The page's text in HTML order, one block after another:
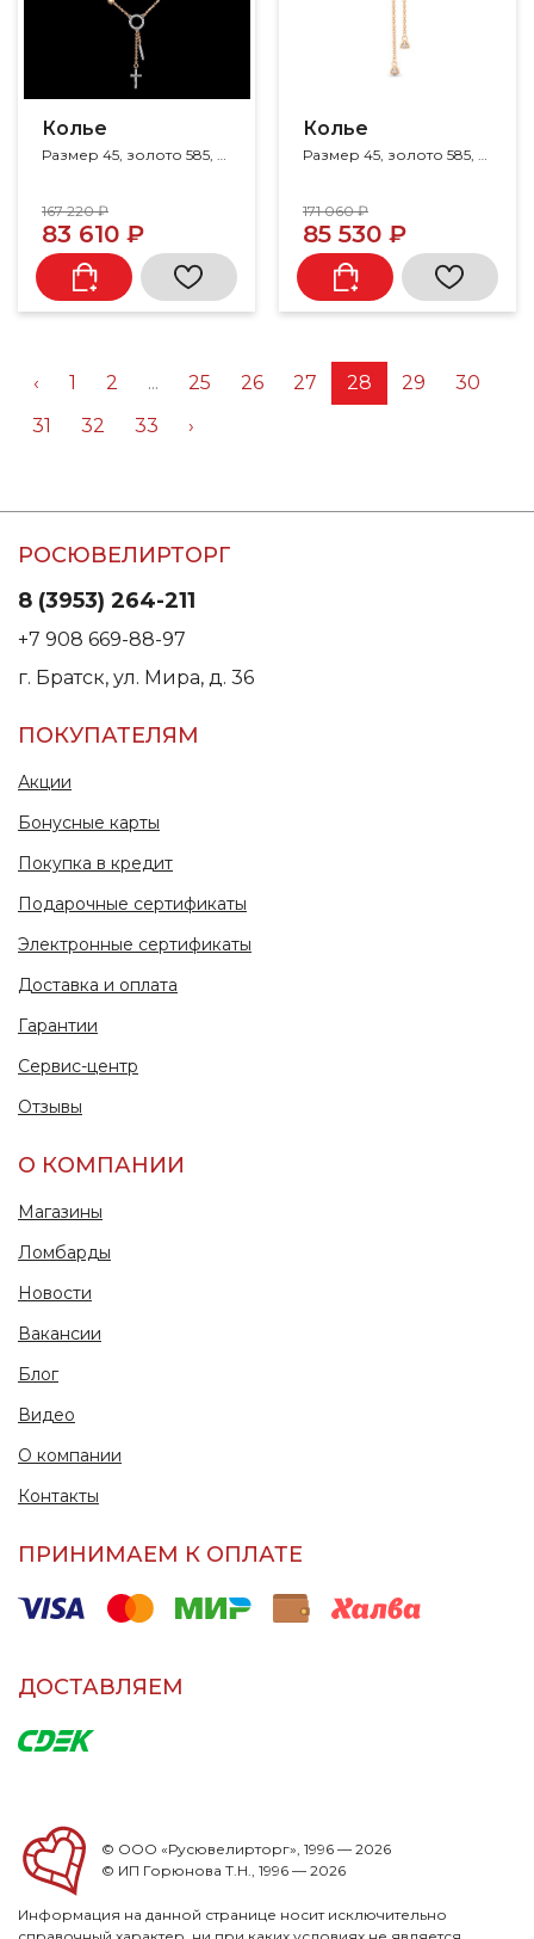
Колье
Размер 45, золото 585, фианит
167 220 ₽
83 610 ₽
Колье
Размер 45, золото 585, топаз, фианит
171 060 ₽
85 530 ₽
‹ 1 2 ... 25 26 27 28 29
30
31
32 33 ›
РОСЮВЕЛИРТОРГ
8 (3953) 264-211
+7 908 669-88-97
г. Братск, ул. Мира, д. 36
ПОКУПАТЕЛЯМ
Акции
Бонусные карты
Покупка в кредит
Подарочные сертификаты
Электронные сертификаты
Доставка и оплата
Гарантии
Сервис-центр
Отзывы
О КОМПАНИИ
Магазины
Ломбарды
Новости
Вакансии
Блог
Видео
О компании
Контакты
ПРИНИМАЕМ К ОПЛАТЕ
ДОСТАВЛЯЕМ
© ООО «Русювелирторг», 1996 — 2026
© ИП Горюнова Т.Н., 1996 — 2026
Информация на данной странице носит исключительно